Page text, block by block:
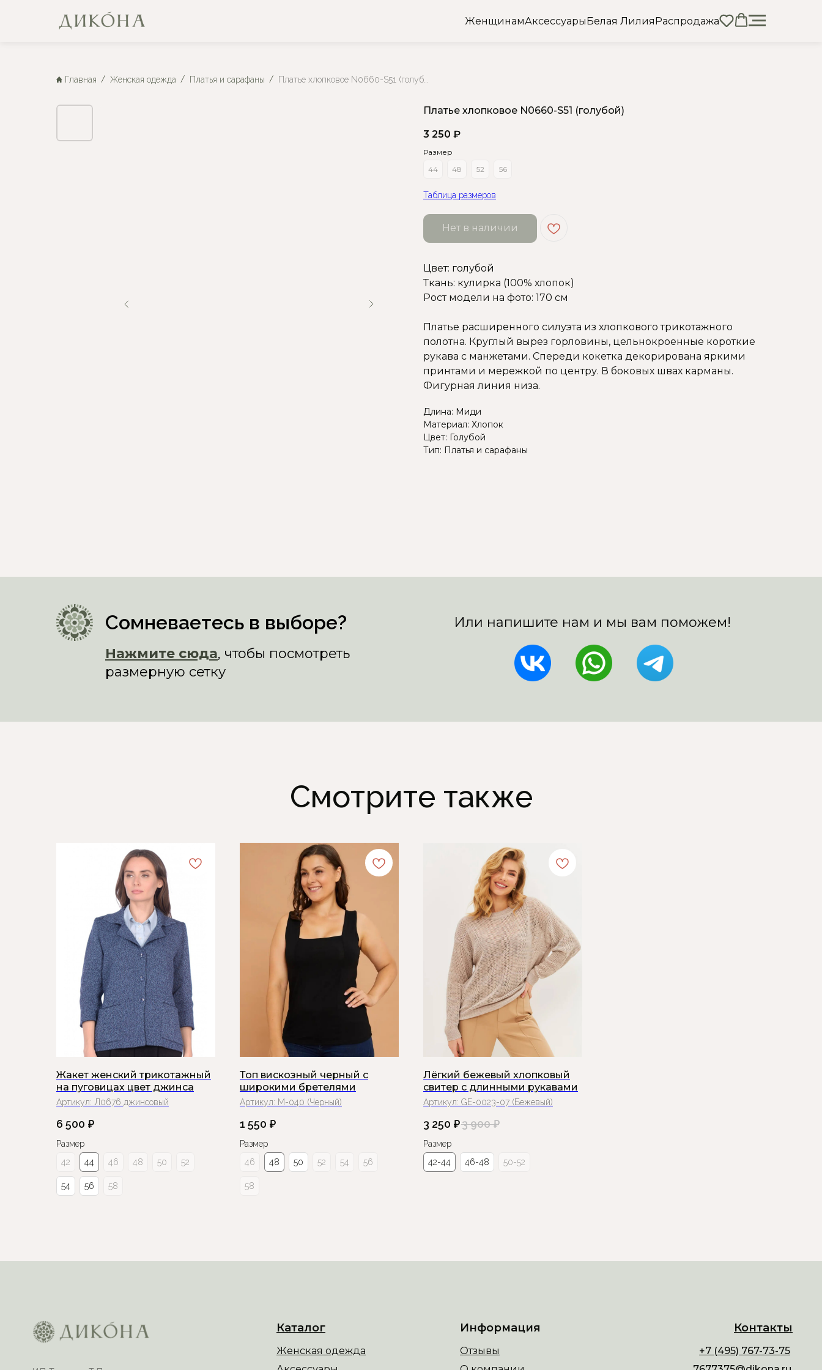
ЖенщинамАксессуарыБелая ЛилияРаспродажа
Главная Женская одежда Платья и сарафаны
Платье хлопковое N0660-S51 (голубой)
3 250 ₽
Размер
44
48 52 56
Таблица размеров
Нет в наличии
Цвет: голубой
Ткань: кулирка (100% хлопок)
Рост модели на фото: 170 см
Платье расширенного силуэта из хлопкового трикотажного
полотна. Круглый вырез горловины, цельнокроенные короткие
рукава с манжетами. Спереди кокетка декорирована яркими
принтами и мережкой по центру. В боковых швах карманы.
Фигурная линия низа.
Длина: Миди
Материал: Хлопок
Цвет: Голубой
Тип: Платья и сарафаны
Сомневаетесь в выборе?
Нажмите сюда, чтобы посмотреть
размерную сетку
Или напишите нам и мы вам поможем!
Смотрите также
Жакет женский трикотажный
на пуговицах цвет джинса
Артикул: Л0676 джинсовый
6 500 ₽
Размер
42
44 46 48 50 52
54 56 58
Топ вискозный черный с
широкими бретелями
Артикул: М-040 (Черный)
1 550 ₽
Размер
46
48 50 52 54 56
58
Лёгкий бежевый хлопковый
свитер с длинными рукавами
Артикул: GE-0023-07 (Бежевый)
3 250 ₽3 900 ₽
Размер
42-44
46-48 50-52
Каталог Информация Контакты
Женская одежда Отзывы
+7 (495) 767-73-75